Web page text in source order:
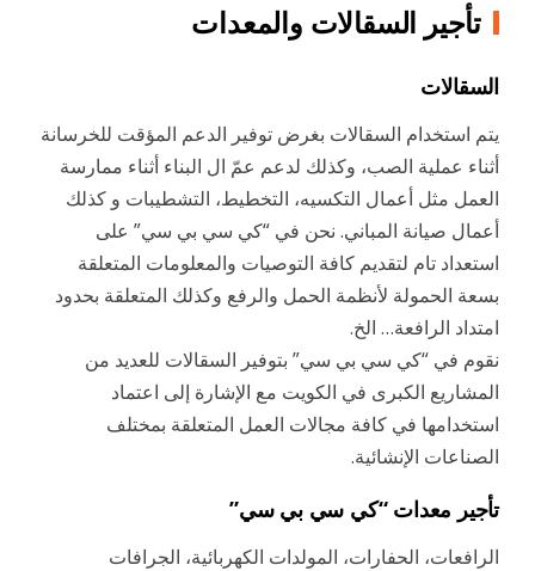
تأجير السقالات والمعدات
السقالات
يتم استخدام السقالات بغرض توفير الدعم المؤقت للخرسانة
أثناء عملية الصب، وكذلك لدعم عمّ ال البناء أثناء ممارسة
العمل مثل أعمال التكسيه، التخطيط، التشطيبات و كذلك
أعمال صيانة المباني. نحن في “كي سي بي سي” على
استعداد تام لتقديم كافة التوصيات والمعلومات المتعلقة
بسعة الحمولة لأنظمة الحمل والرفع وكذلك المتعلقة بحدود
امتداد الرافعة… الخ.
نقوم في “كي سي بي سي” بتوفير السقالات للعديد من
المشاريع الكبرى في الكويت مع الإشارة إلى اعتماد
استخدامها في كافة مجالات العمل المتعلقة بمختلف
الصناعات الإنشائية.
تأجير معدات “كي سي بي سي”
الرافعات، الحفارات، المولدات الكهربائية، الجرافات